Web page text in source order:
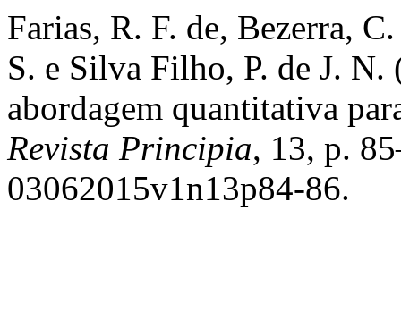
Farias, R. F. de, Bezerra,
S. e Silva Filho, P. de J. N.
abordagem quantitativa
Revista Principia, 13, p.
03062015v1n13p84-86.